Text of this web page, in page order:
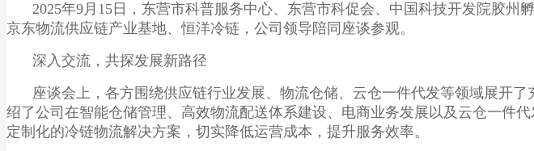
2025年9月15日，东营市科普服务中心、东营市科促会、中国科技开发院胶
京东物流供应链产业基地、恒洋冷链，公司领导陪同座谈参观。
深入交流，共探发展新路径
座谈会上，各方围绕供应链行业发展、物流仓储、云仓一件代发等领域展开
绍了公司在智能仓储管理、高效物流配送体系建设、电商业务发展以及云仓一件
定制化的冷链物流解决方案，切实降低运营成本，提升服务效率。